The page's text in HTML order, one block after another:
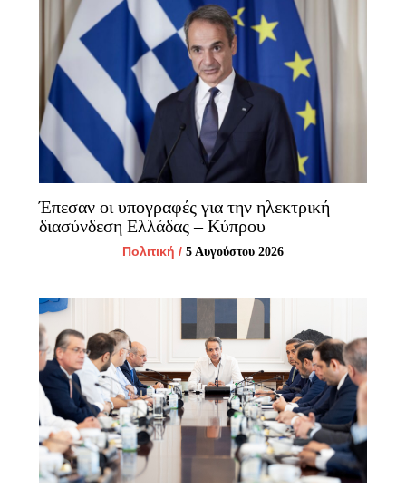
Έπεσαν οι υπογραφές για την ηλεκτρική
διασύνδεση Ελλάδας – Κύπρου
Πολιτική / 5 Αυγούστου 2026